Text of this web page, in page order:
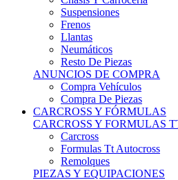
Frenos
Llantas
Neumáticos
Resto De Piezas
ANUNCIOS DE COMPRA
Compra Vehículos
Compra De Piezas
CARCROSS Y FÓRMULAS
CARCROSS Y FORMULAS TT
Carcross
Formulas Tt Autocross
Remolques
PIEZAS Y EQUIPACIONES
Mecanica